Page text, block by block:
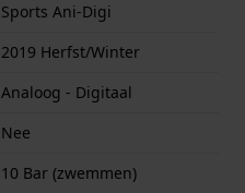
Sports Ani-Digi
2019 Herfst/Winter
Analoog - Digitaal
Nee
10 Bar (zwemmen)